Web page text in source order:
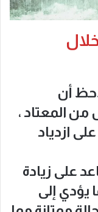
أن
المعتاد ،
ازدياد
على زيادة
إلى